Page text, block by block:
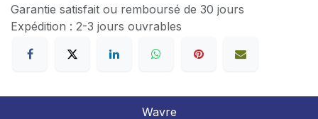
Garantie satisfait ou remboursé de 30 jours
Expédition : 2-3 jours ouvrables
Wavre